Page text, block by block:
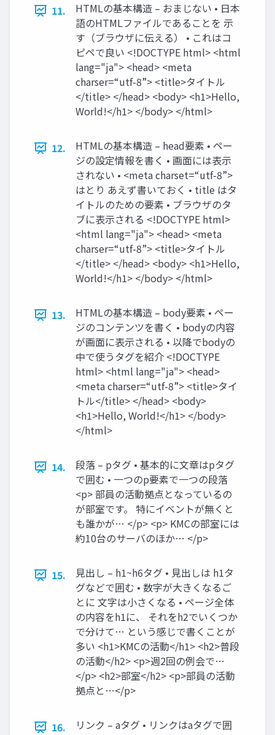
11.
HTMLの基本構造 – おまじない • 日本
語のHTMLファイルであることを 示
す（ブラウザに伝える） • これはコ
ピペで良い <!DOCTYPE html> <html
lang="ja"> <head> <meta
charser=“utf-8”> <title>タイトル
</title> </head> <body> <h1>Hello,
World!</h1> </body> </html>
12.
HTMLの基本構造 – head要素 • ペー
ジの設定情報を書く • 画面には表示
されない • <meta charset=“utf-8”>
はとり あえず書いておく • title はタ
イトルのための要素 • ブラウザのタ
ブに表示される <!DOCTYPE html>
<html lang="ja"> <head> <meta
charser=“utf-8”> <title>タイトル
</title> </head> <body> <h1>Hello,
World!</h1> </body> </html>
13.
HTMLの基本構造 – body要素 • ペー
ジのコンテンツを書く • bodyの内容
が画面に表示される • 以降でbodyの
中で使うタグを紹介 <!DOCTYPE
html> <html lang="ja"> <head>
<meta charser=“utf-8”> <title>タイ
トル</title> </head> <body>
<h1>Hello, World!</h1> </body>
</html>
14.
段落 – pタグ • 基本的に文章はpタグ
で囲む • 一つのp要素で一つの段落
<p> 部員の活動拠点となっているの
が部室です。 特にイベントが無くと
も誰かが… </p> <p> KMCの部室には
約10台のサーバのほか… </p>
15.
見出し – h1~h6タグ • 見出しは h1タ
グなどで囲む • 数字が大きくなるご
とに 文字は小さくなる • ページ全体
の内容をh1に、 それをh2でいくつか
で分けて… という感じで書くことが
多い <h1>KMCの活動</h1> <h2>普段
の活動</h2> <p>週2回の例会で…
</p> <h2>部室</h2> <p>部員の活動
拠点と…</p>
16.
リンク – aタグ • リンクはaタグで囲